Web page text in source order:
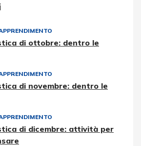
di ottobre: dentro le
di novembre: dentro le
di dicembre: attività per